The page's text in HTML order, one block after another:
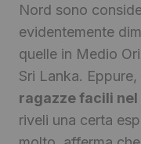
Nord sono
evidentemente
quelle in Medio
Sri Lanka.
ragazze facili nel
riveli una certa